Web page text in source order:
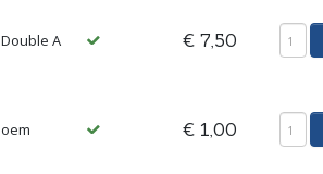
Double A € 7,50
oem € 1,00